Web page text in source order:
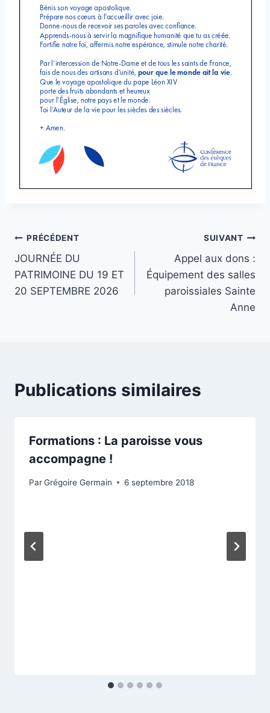
Navigation
de
l’article
PRÉCÉDENT
JOURNÉE DU
PATRIMOINE DU 19 ET
20 SEPTEMBRE 2026
SUIVANT
Appel aux dons :
Équipement des salles
paroissiales Sainte
Anne
Publications similaires
Formations : La paroisse vous
accompagne !
ParGrégoire Germain 6 septembre 2018